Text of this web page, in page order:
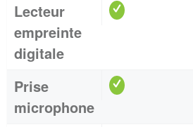
Lecteur
empreinte
digitale
Prise
microphone